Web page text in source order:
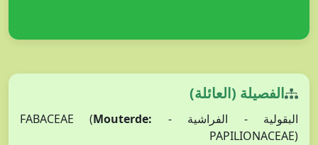
الفصيلة (العائلة)
البقولية - الفراشية - FABACEAE ( Mouterde:
PAPILIONACEAE)